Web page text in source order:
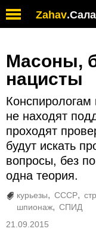
Zahav.
Масоны,
нацисты
не находят
проходят
будут искать
вопросы, без
одна теория.
курьезы СССР
шпионаж
СПИД
21.09.2015